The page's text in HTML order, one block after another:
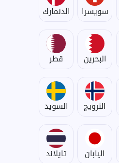
سويسرا الدنمارك
البحرين قطر
النرويج السويد
اليابان تايلاند